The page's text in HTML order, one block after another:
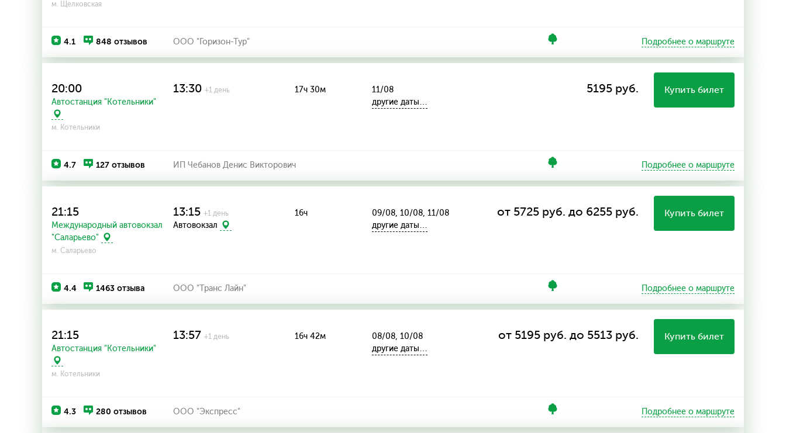
м. Щелковская
4.1 848 отзывов ООО "Горизон-Тур" Подробнее о маршруте
20:00
Автостанция "Котельники"
м. Котельники
13:30 +1 день 17ч 30м
11/08
другие даты…
5195 руб. Купить билет
4.7 127 отзывов ИП Чебанов Денис Викторович Подробнее о маршруте
21:15
Международный автовокзал
"Саларьево"
м. Саларьево
13:15 +1 день
Автовокзал
16ч
09/08, 10/08, 11/08
другие даты…
от 5725 руб. до 6255 руб. Купить билет
4.4 1463 отзыва ООО "Транс Лайн" Подробнее о маршруте
21:15
Автостанция "Котельники"
м. Котельники
13:57 +1 день 16ч 42м
08/08, 10/08
другие даты…
от 5195 руб. до 5513 руб. Купить билет
4.3 280 отзывов ООО "Экспресс" Подробнее о маршруте